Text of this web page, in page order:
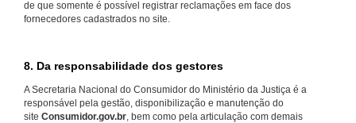
de que somente é possível registrar reclamações em face dos
fornecedores cadastrados no site.
8. Da responsabilidade dos gestores
A Secretaria Nacional do Consumidor do Ministério da Justiça é a
responsável pela gestão, disponibilização e manutenção do
site Consumidor.gov.br, bem como pela articulação com demais